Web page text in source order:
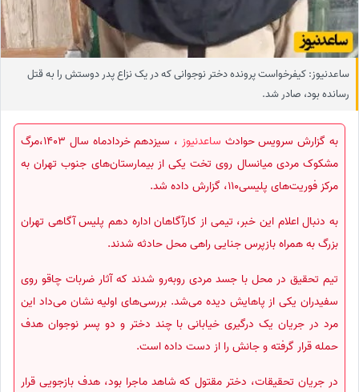
ساعدنیوز: کیفرخواست پرونده دختر نوجوانی که در یک نزاع پدر دوستش را به قتل
رسانده بود، صادر شد.
به گزارش سرویس حوادث ساعدنیوز
، سیزدهم خردادماه سال 1403،مرگ
مشکوک مردی میانسال روی تخت یکی از بیمارستان‌های جنوب تهران به
مرکز فوریت‌های پلیسی110، گزارش داده شد.
به دنبال اعلام این خبر، تیمی از کارآگاهان اداره دهم پلیس آگاهی تهران
بزرگ به همراه بازپرس جنایی راهی محل حادثه شدند.
تیم تحقیق در محل با جسد مردی روبه‌رو شدند که آثار ضربات چاقو روی
سفیدران یکی از پاهایش دیده می‌شد. بررسی‌های اولیه نشان می‌داد این
مرد در جریان یک درگیری خیابانی با چند دختر و دو پسر نوجوان هدف
حمله قرار گرفته و جانش را از دست داده است.
در جریان تحقیقات، دختر مقتول که شاهد ماجرا بود، هدف بازجویی قرار